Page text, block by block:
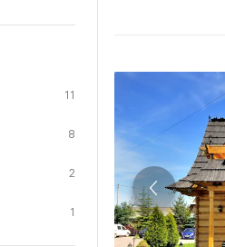
11
8
2
1